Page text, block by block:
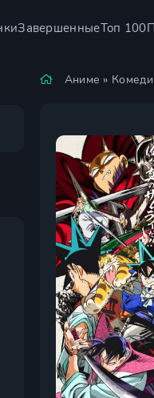
ЗавершенныеТоп 100
Аниме »